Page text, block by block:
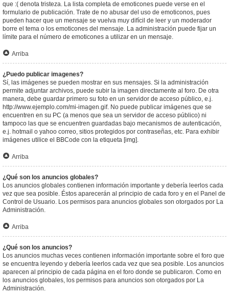
que :( denota tristeza. La lista completa de emoticones puede verse en el
formulario de publicación. Trate de no abusar del uso de emoticonos, pues
pueden hacer que un mensaje se vuelva muy difícil de leer y un moderador
borre el tema o los emoticones del mensaje. La administración puede fijar un
límite para el número de emoticones a utilizar en un mensaje.
Arriba
¿Puedo publicar imagenes?
Sí, las imágenes se pueden mostrar en sus mensajes. Si la administración
permite adjuntar archivos, puede subir la imagen directamente al foro. De otra
manera, debe guardar primero su foto en un servidor de acceso público, e.j.
http://www.ejemplo.com/mi-imagen.gif. No puede publicar imágenes que se
encuentren en su PC (a menos que sea un servidor de acceso público) ni
tampoco las que se encuentren guardadas bajo mecanismos de autenticación,
e.j. hotmail o yahoo correo, sitios protegidos por contraseñas, etc. Para exhibir
imágenes utilice el BBCode con la etiqueta [img].
Arriba
¿Qué son los anuncios globales?
Los anuncios globales contienen información importante y debería leerlos cada
vez que sea posible. Éstos aparecerán al principio de cada foro y en el Panel de
Control de Usuario. Los permisos para anuncios globales son otorgados por La
Administración.
Arriba
¿Qué son los anuncios?
Los anuncios muchas veces contienen información importante sobre el foro que
se encuentra leyendo y debería leerlos cada vez que sea posible. Los anuncios
aparecen al principio de cada página en el foro donde se publicaron. Como en
los anuncios globales, los permisos para anuncios son otorgados por La
Administración.